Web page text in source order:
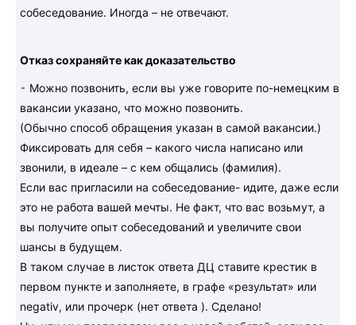
собеседование. Иногда – не отвечают.
Отказ сохраняйте как доказательство
⁃ Можно позвонить, если вы уже говорите по-немецким в
вакансии указано, что можно позвонить.
(Обычно способ обращения указан в самой вакансии.)
Фиксировать для себя – какого числа написано или
звонили, в идеале – с кем общались (фамилия).
Если вас пригласили на собеседование- идите, даже если
это не работа вашей мечты. Не факт, что вас возьмут, а
вы получите опыт собеседований и увеличите свои
шансы в будущем.
В таком случае в листок ответа ДЦ ставите крестик в
первом пункте и заполняете, в графе «результат» или
negativ, или прочерк (нет ответа ). Сделано!